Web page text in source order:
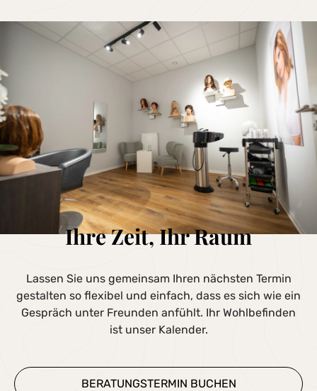
Ihre Zeit, Ihr Raum
Lassen Sie uns gemeinsam Ihren nächsten Termin
gestalten so flexibel und einfach, dass es sich wie ein
Gespräch unter Freunden anfühlt. Ihr Wohlbefinden
ist unser Kalender.
BERATUNGSTERMIN BUCHEN